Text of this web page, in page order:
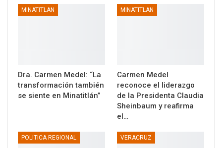
MINATITLAN
Dra. Carmen Medel: “La
transformación también
se siente en Minatitlán”
MINATITLAN
Carmen Medel
reconoce el liderazgo
de la Presidenta Claudia
Sheinbaum y reafirma
el…
POLITICA REGIONAL VERACRUZ